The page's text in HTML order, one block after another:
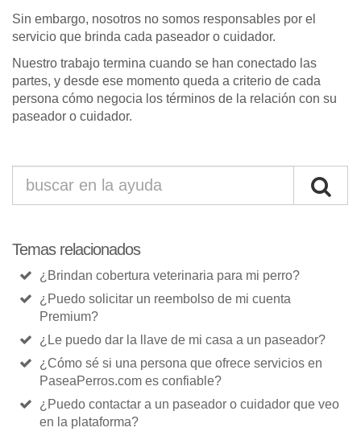
Sin embargo, nosotros no somos responsables por el
servicio que brinda cada paseador o cuidador.
Nuestro trabajo termina cuando se han conectado las
partes, y desde ese momento queda a criterio de cada
persona cómo negocia los términos de la relación con su
paseador o cuidador.
Temas relacionados
¿Brindan cobertura veterinaria para mi perro?
¿Puedo solicitar un reembolso de mi cuenta
Premium?
¿Le puedo dar la llave de mi casa a un paseador?
¿Cómo sé si una persona que ofrece servicios en
PaseaPerros.com es confiable?
¿Puedo contactar a un paseador o cuidador que veo
en la plataforma?